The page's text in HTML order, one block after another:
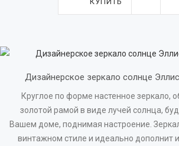
Дизайнерское зеркало солнце
Круглое по форме настенное зеркало,
золотой рамой в виде лучей солнца,
Вашем доме, поднимая настроение.
винтажном стиле и идеально дополнит